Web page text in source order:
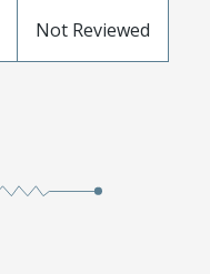
Not Reviewed